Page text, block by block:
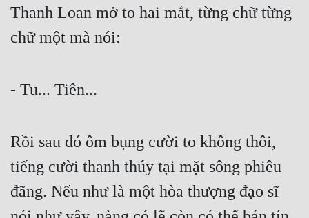
Thanh Loan mở to hai mắt, từng chữ từng
chữ một mà nói:
- Tu... Tiên...
Rồi sau đó ôm bụng cười to không thôi,
tiếng cười thanh thúy tại mặt sông phiêu
đãng. Nếu như là một hòa thượng đạo sĩ